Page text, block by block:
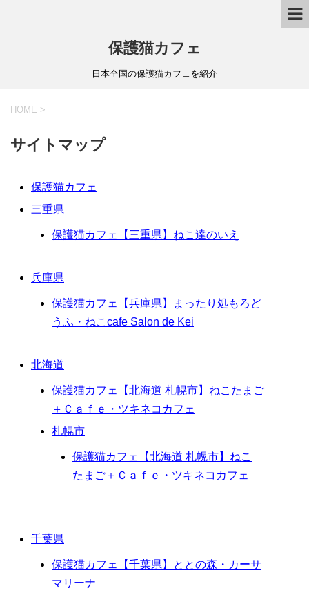
保護猫カフェ
日本全国の保護猫カフェを紹介
HOME >
サイトマップ
保護猫カフェ
三重県
保護猫カフェ【三重県】ねこ達のいえ
兵庫県
保護猫カフェ【兵庫県】まったり処もろど
うふ・ねこcafe Salon de Kei
北海道
保護猫カフェ【北海道 札幌市】ねこたまご
＋Ｃａｆｅ・ツキネコカフェ
札幌市
保護猫カフェ【北海道 札幌市】ねこ
たまご＋Ｃａｆｅ・ツキネコカフェ
千葉県
保護猫カフェ【千葉県】ととの森・カーサ
マリーナ